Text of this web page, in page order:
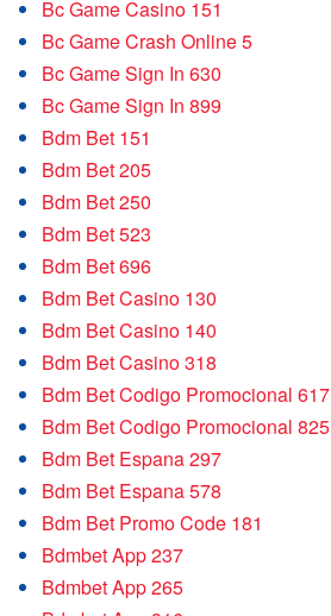
Bc Game Casino 151
Bc Game Crash Online 5
Bc Game Sign In 630
Bc Game Sign In 899
Bdm Bet 151
Bdm Bet 205
Bdm Bet 250
Bdm Bet 523
Bdm Bet 696
Bdm Bet Casino 130
Bdm Bet Casino 140
Bdm Bet Casino 318
Bdm Bet Codigo Promocional 617
Bdm Bet Codigo Promocional 825
Bdm Bet Espana 297
Bdm Bet Espana 578
Bdm Bet Promo Code 181
Bdmbet App 237
Bdmbet App 265